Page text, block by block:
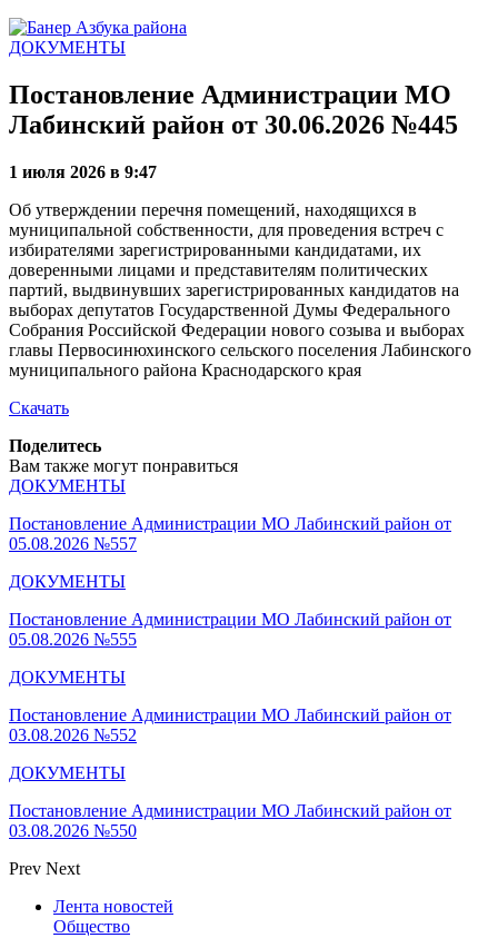
ДОКУМЕНТЫ
Постановление Администрации МО
Лабинский район от 30.06.2026 №445
1 июля 2026 в 9:47
Об утверждении перечня помещений, находящихся в
муниципальной собственности, для проведения встреч с
избирателями зарегистрированными кандидатами, их
доверенными лицами и представителям политических
партий, выдвинувших зарегистрированных кандидатов на
выборах депутатов Государственной Думы Федерального
Собрания Российской Федерации нового созыва и выборах
главы Первосинюхинского сельского поселения Лабинского
муниципального района Краснодарского края
Скачать
Поделитесь
Вам также могут понравиться
ДОКУМЕНТЫ
Постановление Администрации МО Лабинский район от
05.08.2026 №557
ДОКУМЕНТЫ
Постановление Администрации МО Лабинский район от
05.08.2026 №555
ДОКУМЕНТЫ
Постановление Администрации МО Лабинский район от
03.08.2026 №552
ДОКУМЕНТЫ
Постановление Администрации МО Лабинский район от
03.08.2026 №550
Prev Next
Лента новостей
Общество